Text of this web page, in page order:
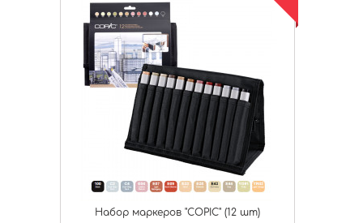
Набор маркеров "COPIC" (12 шт)